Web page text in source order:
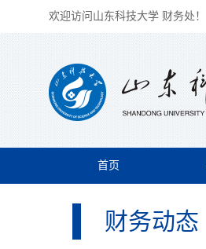
欢迎访问山东科技大学 财务处！
首页
财务动态